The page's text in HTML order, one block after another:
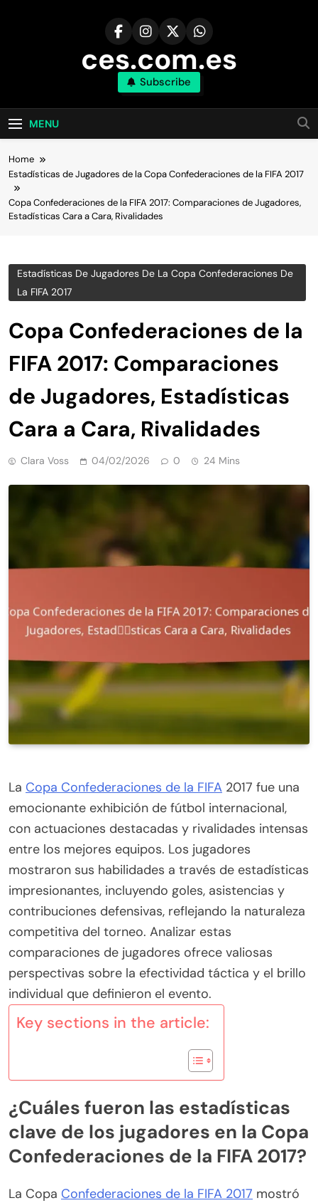
ces.com.es
Subscribe
MENU
Home
Estadísticas de Jugadores de la Copa Confederaciones de la FIFA 2017
Copa Confederaciones de la FIFA 2017: Comparaciones de Jugadores,
Estadísticas Cara a Cara, Rivalidades
Estadísticas De Jugadores De La Copa Confederaciones De
La FIFA 2017
Copa Confederaciones de la
FIFA 2017: Comparaciones
de Jugadores, Estadísticas
Cara a Cara, Rivalidades
Clara Voss 04/02/2026 0 24 Mins
La Copa Confederaciones de la FIFA 2017 fue una
emocionante exhibición de fútbol internacional,
con actuaciones destacadas y rivalidades intensas
entre los mejores equipos. Los jugadores
mostraron sus habilidades a través de estadísticas
impresionantes, incluyendo goles, asistencias y
contribuciones defensivas, reflejando la naturaleza
competitiva del torneo. Analizar estas
comparaciones de jugadores ofrece valiosas
perspectivas sobre la efectividad táctica y el brillo
individual que definieron el evento.
Key sections in the article:
¿Cuáles fueron las estadísticas
clave de los jugadores en la Copa
Confederaciones de la FIFA 2017?
La Copa Confederaciones de la FIFA 2017 mostró